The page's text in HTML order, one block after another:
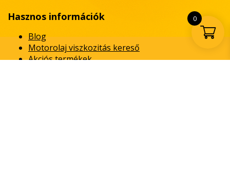
Hasznos információk
Blog
Motorolaj viszkozitás kereső
Akciós termékek
0